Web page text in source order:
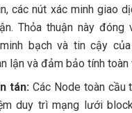
các nút xác minh giao
Thỏa thuận này đóng
bạch và tin cậy
lận và đảm bảo tính toàn
tán: Các Node toàn cầu
duy trì mạng lưới